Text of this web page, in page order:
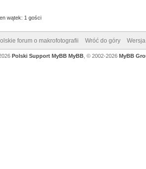
wątek: 1 gości
forum o makrofotografii Wróć do góry
Polski Support MyBB MyBB , © 2002-2026 MyBB